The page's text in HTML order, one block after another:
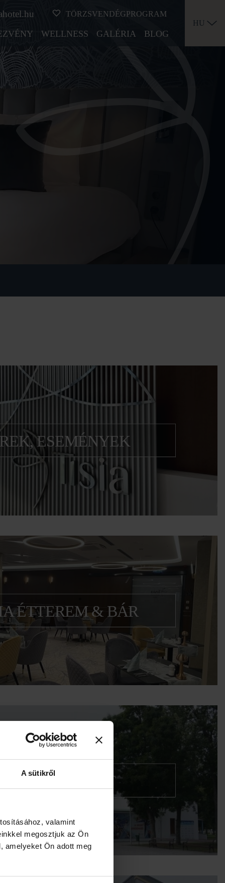
A sütikről
valamint
megosztjuk az Ön
amelyeket Ön adott meg
TÖRZSVENDÉGPROGRAM
WELLNESS GALÉRIA BLOG
HU
ESEMÉNYEK
arról, hogy mi történik nálunk
ÉTTEREM & BÁR
Fedezze fel kínálatunkat!